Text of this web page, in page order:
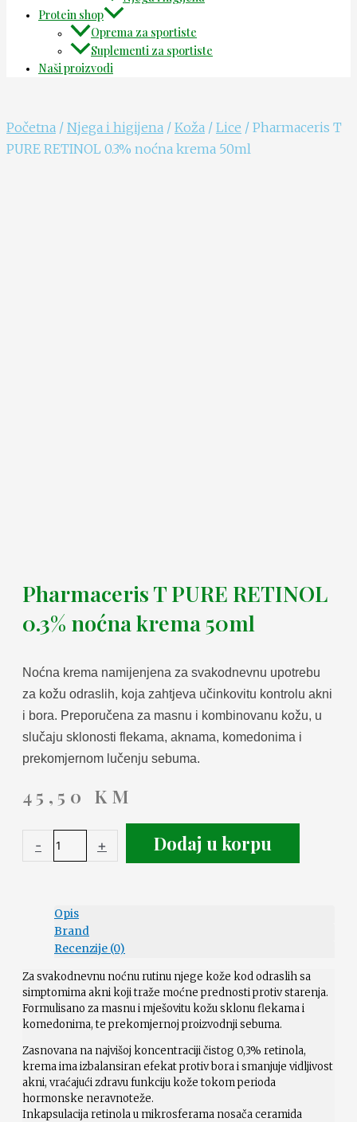
Protein shop
Oprema za sportiste
Suplementi za sportiste
Naši proizvodi
Početna / Njega i higijena / Koža / Lice / Pharmaceris T
PURE RETINOL 0.3% noćna krema 50ml
Pharmaceris T PURE RETINOL
0.3% noćna krema 50ml
Noćna krema namijenjena za svakodnevnu upotrebu
za kožu odraslih, koja zahtjeva učinkovitu kontrolu akni
i bora. Preporučena za masnu i kombinovanu kožu, u
slučaju sklonosti flekama, aknama, komedonima i
prekomjernom lučenju sebuma.
45,50 KM
- + Dodaj u korpu
Opis
Brand
Recenzije (0)
Za svakodnevnu noćnu rutinu njege kože kod odraslih sa
simptomima akni koji traže moćne prednosti protiv starenja.
Formulisano za masnu i mješovitu kožu sklonu flekama i
komedonima, te prekomjernoj proizvodnji sebuma.
Zasnovana na najvišoj koncentraciji čistog 0,3% retinola,
krema ima izbalansiran efekat protiv bora i smanjuje vidljivost
akni, vraćajući zdravu funkciju kože tokom perioda
hormonske neravnoteže.
Inkapsulacija retinola u mikrosferama nosača ceramida